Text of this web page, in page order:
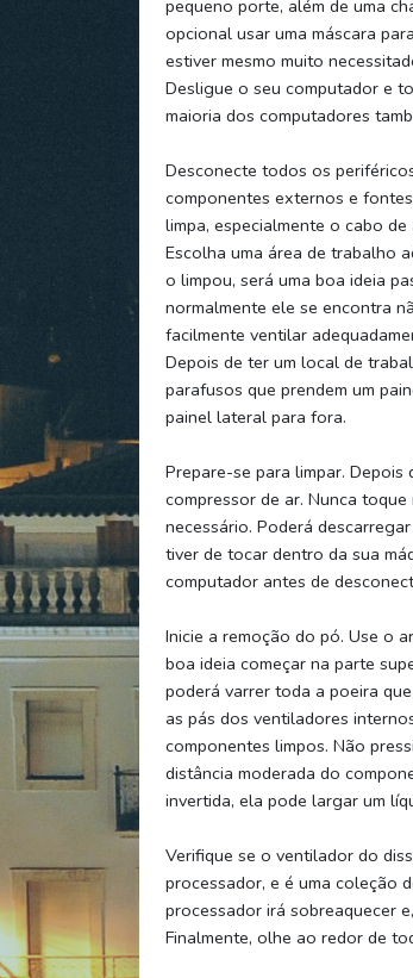
pequeno porte, além de uma
opcional usar uma máscara
estiver mesmo muito
Desligue o seu computador e
maioria dos computadores
Desconecte todos os
componentes externos e
limpa, especialmente o cabo
Escolha uma área de trabalho
o limpou, será uma boa ideia
normalmente ele se encontra
facilmente ventilar
Depois de ter um local de
parafusos que prendem um
painel lateral para fora.
Prepare-se para limpar.
compressor de ar. Nunca
necessário. Poderá
tiver de tocar dentro da sua
computador antes de
Inicie a remoção do pó. Use o
boa ideia começar na parte
poderá varrer toda a poeira
as pás dos ventiladores
componentes limpos. Não
distância moderada do
invertida, ela pode largar um
Verifique se o ventilador do
processador, e é uma coleção
processador irá sobreaquecer
Finalmente, olhe ao redor de